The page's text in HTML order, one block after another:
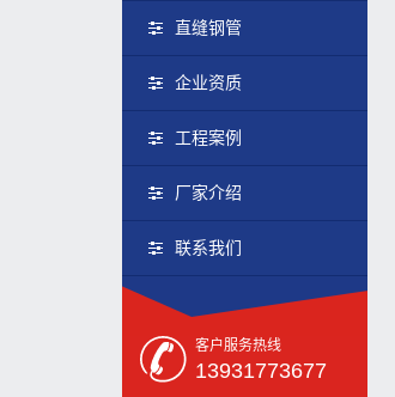
直缝钢管
企业资质
工程案例
厂家介绍
联系我们
客户服务热线
13931773677